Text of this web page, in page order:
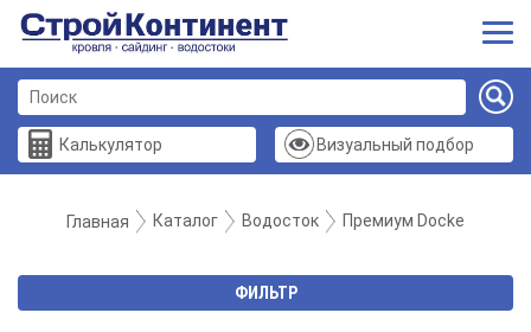
Калькулятор Визуальный подбор
Главная Каталог Водосток Премиум Docke
ФИЛЬТР